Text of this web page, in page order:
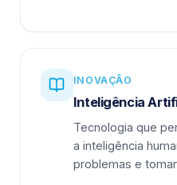
INOVAÇÃO
Inteligência
Tecnologia que
a inteligência
problemas e